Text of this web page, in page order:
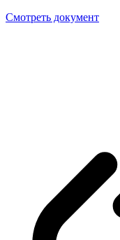
Смотреть документ